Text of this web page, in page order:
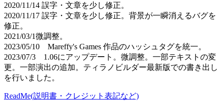
2020/11/14 誤字・文章を少し修正。
2020/11/17 誤字・文章を少し修正。背景が一瞬消えるバグを
修正。
2021/03/1微調整。
2023/05/10 Mareffy's Games 作品のハッシュタグを統一。
2023/07/3 1.06にアップデート。微調整。一部テキストの変
更。一部演出の追加。ティラノビルダー最新版での書き出し
を行いました。
ReadMe(説明書・クレジット表記など)